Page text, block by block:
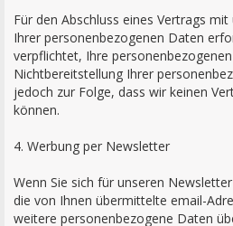
Für den Abschluss eines Vertrags
Ihrer personenbezogenen Daten
verpflichtet, Ihre
Nichtbereitstellung Ihrer
jedoch zur Folge, dass wir keinen
können.
4. Werbung per Newsletter
Wenn Sie sich für unseren
die von Ihnen übermittelte email-
weitere personenbezogene Daten